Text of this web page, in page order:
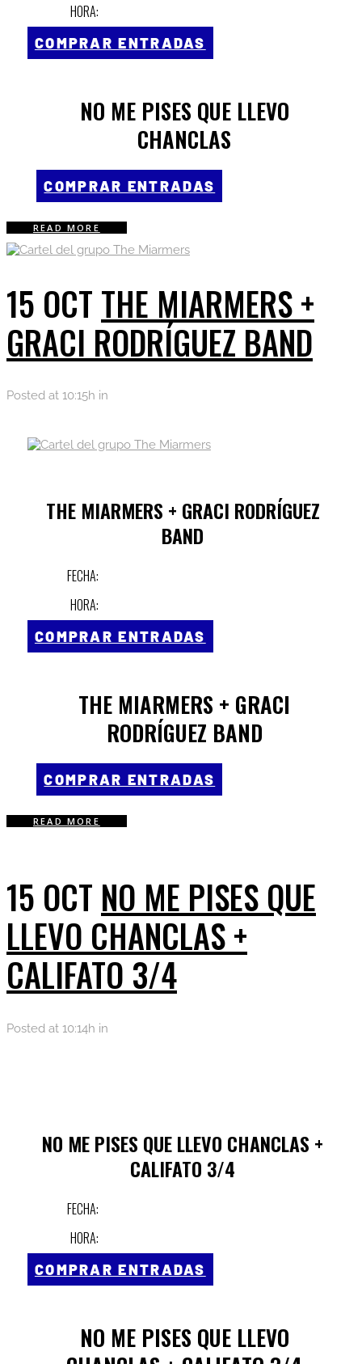
HORA:
COMPRAR ENTRADAS
NO ME PISES QUE LLEVO
CHANCLAS
COMPRAR ENTRADAS
READ MORE
15 OCT THE MIARMERS +
GRACI RODRÍGUEZ BAND
Posted at 10:15h in
THE MIARMERS + GRACI RODRÍGUEZ
BAND
FECHA:
HORA:
COMPRAR ENTRADAS
THE MIARMERS + GRACI
RODRÍGUEZ BAND
COMPRAR ENTRADAS
READ MORE
15 OCT NO ME PISES QUE
LLEVO CHANCLAS +
CALIFATO 3/4
Posted at 10:14h in
NO ME PISES QUE LLEVO CHANCLAS +
CALIFATO 3/4
FECHA:
HORA:
COMPRAR ENTRADAS
NO ME PISES QUE LLEVO